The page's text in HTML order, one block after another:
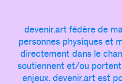
Si vous êtes membre du
votre accès, puis
devenir.art fédère de
personnes physiques et
directement dans le
soutiennent et/ou
enjeux. devenir.art est